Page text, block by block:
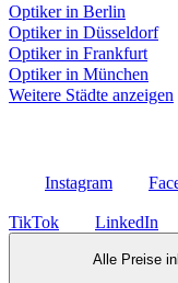
Optiker in Berlin
Optiker in Düsseldorf
Optiker in Frankfurt
Optiker in München
Weitere Städte anzeigen
Instagram
TikTok LinkedIn
Alle Preise